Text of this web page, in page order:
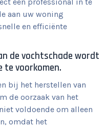
aan uw woning
en efficiënte
de vochtschade wordt
te voorkomen.
bij het herstellen van
de oorzaak van het
voldoende om alleen
omdat het